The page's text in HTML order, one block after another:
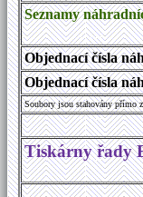
Seznamy
Objednací čísla
Objednací čísla
Soubory jsou stahovány přímo
Tiskárny řady